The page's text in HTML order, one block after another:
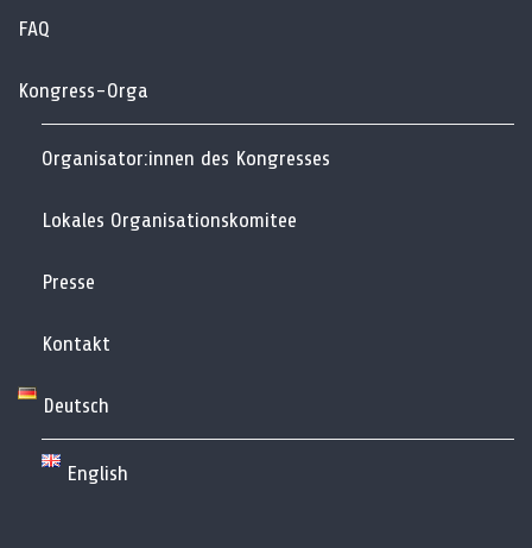
FAQ
Kongress-Orga
Organisator:innen des Kongresses
Lokales Organisationskomitee
Presse
Kontakt
Deutsch
English